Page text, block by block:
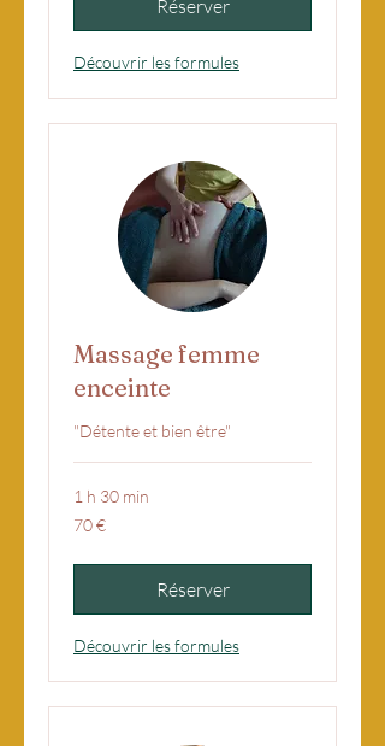
Réserver
Découvrir les formules
Massage femme
enceinte
"Détente et bien être"
1 h 30 min
70
euros
70 €
Réserver
Découvrir les formules